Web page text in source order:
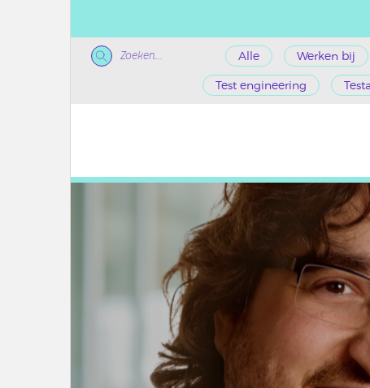
Zoeken... Alle Werken bij
Test engineering